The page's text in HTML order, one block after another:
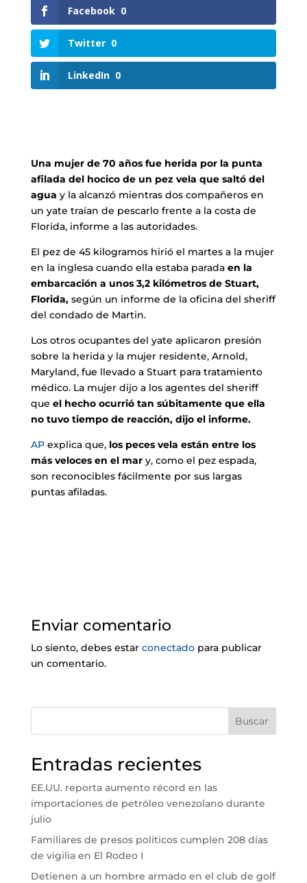
Facebook 0
Twitter 0
LinkedIn 0
Una mujer de 70 años fue herida por la punta
afilada del hocico de un pez vela que saltó del
agua y la alcanzó mientras dos compañeros en
un yate traían de pescarlo frente a la costa de
Florida, informe a las autoridades.
El pez de 45 kilogramos hirió el martes a la mujer
en la inglesa cuando ella estaba parada en la
embarcación a unos 3,2 kilómetros de Stuart,
Florida,según un informe de la oficina del sheriff
del condado de Martin.
Los otros ocupantes del yate aplicaron presión
sobre la herida y la mujer residente, Arnold,
Maryland, fue llevado a Stuart para tratamiento
médico. La mujer dijo a los agentes del sheriff
que el hecho ocurrió tan súbitamente que ella
no tuvo tiempo de reacción, dijo el informe.
APexplica que, los peces vela están entre los
más veloces en el mary, como el pez espada,
son reconocibles fácilmente por sus largas
puntas afiladas.
Enviar comentario
Lo siento, debes estar conectadopara publicar
un comentario.
Buscar
Entradas recientes
EE.UU. reporta aumento récord en las
importaciones de petróleo venezolano durante
julio
Familiares de presos políticos cumplen 208 días
de vigilia en El Rodeo I
Detienen a un hombre armado en el club de golf